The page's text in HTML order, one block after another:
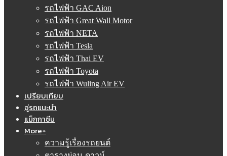
รถไฟฟ้า GAC Aion
รถไฟฟ้า Great Wall Motor
รถไฟฟ้า NETA
รถไฟฟ้า Tesla
รถไฟฟ้า Thai EV
รถไฟฟ้า Toyota
รถไฟฟ้า Wuling Air EV
เปรียบเทียบ
อู่รถแนะนำ
แม็กกาซีน
More+
ความรู้เรื่องรถยนต์